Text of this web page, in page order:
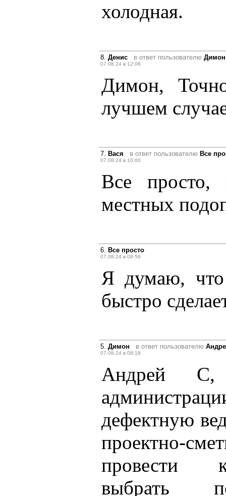
холодная.
8. Денис в ответ пользователю Димон
07.08.24 в 12:06
Димон,
лучшем
7. Вася в ответ пользователю Все
07.08.24 в 10:00
Все
местных
6. Все просто
07.08.24 в 09:59
Я думаю,
быстро
5. Димон в ответ пользователю
07.08.24 в 08:18
Андрей С,
дефектную
проектно-
провести
выбрать